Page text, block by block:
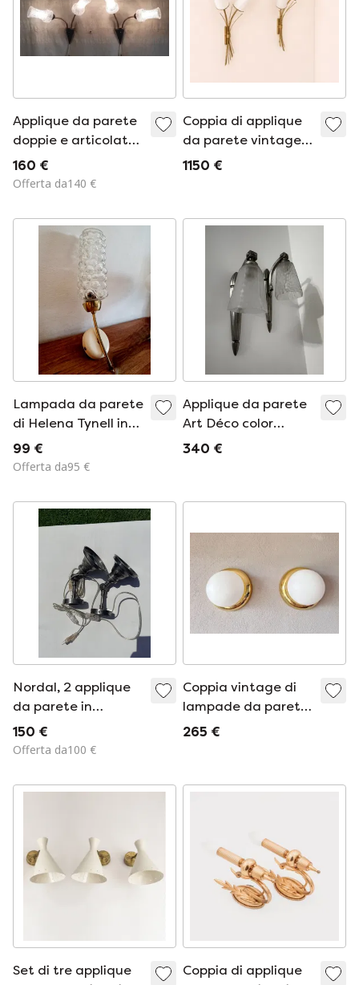
Applique da parete
doppie e articolate
in ottone e vetro -
metà del XX secolo
160 €
Offerta da140 €
Coppia di applique
da parete vintage
di grandi
opalino curvo,
1150 €
Lampada da parete
di Helena Tynell in
vetro a bolle
99 €
Offerta da95 €
Applique da parete
Art Déco color
argento con vetro
340 €
Nordal, 2 applique
da parete in
metallo, regolabili
150 €
Offerta da100 €
Coppia vintage di
lampade da parete
Kaiser Leuchten
265 €
Set di tre applique
Coppia di applique